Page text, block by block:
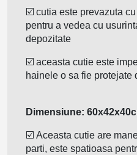
☑️ cutia este prevazuta
pentru a vedea cu
depozitate
☑️ aceasta cutie este
hainele o sa fie protejate
Dimensiune:
☑️ Aceasta cutie are
parti, este spatioasa